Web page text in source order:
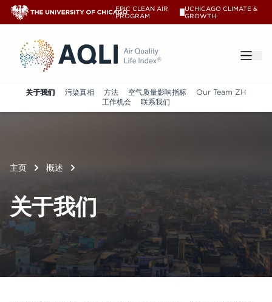
EPIC CLEAN AIR
PROGRAM
UCHICAGO CLIMATE &
GROWTH
®
关于我们 污染真相 方法 空气质量影响指标
Our Team ZH
工作机会
联系我们
主页 概述
关于我们